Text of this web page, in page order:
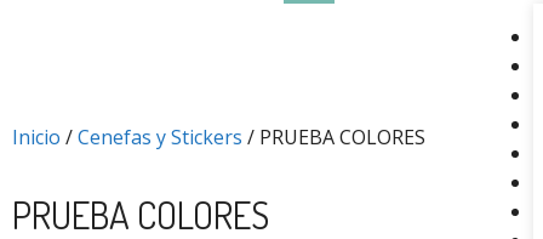
Inicio /Cenefas y Stickers / PRUEBA COLORES
PRUEBA COLORES